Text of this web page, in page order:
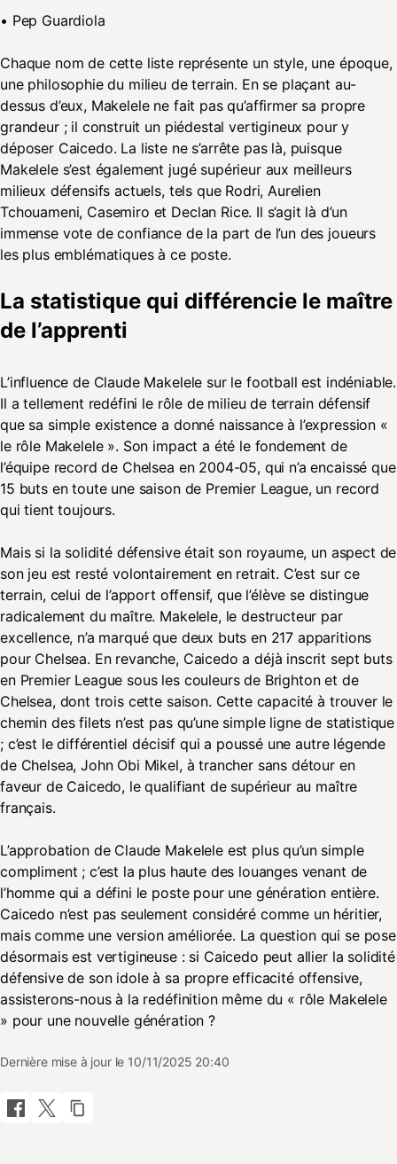
• Pep Guardiola
Chaque nom de cette liste représente un style, une époque,
une philosophie du milieu de terrain. En se plaçant au-
dessus d’eux, Makelele ne fait pas qu’affirmer sa propre
grandeur ; il construit un piédestal vertigineux pour y
déposer Caicedo. La liste ne s’arrête pas là, puisque
Makelele s’est également jugé supérieur aux meilleurs
milieux défensifs actuels, tels que Rodri, Aurelien
Tchouameni, Casemiro et Declan Rice. Il s’agit là d’un
immense vote de confiance de la part de l’un des joueurs
les plus emblématiques à ce poste.
La statistique qui différencie le maître
de l’apprenti
L’influence de Claude Makelele sur le football est indéniable.
Il a tellement redéfini le rôle de milieu de terrain défensif
que sa simple existence a donné naissance à l’expression «
le rôle Makelele ». Son impact a été le fondement de
l’équipe record de Chelsea en 2004-05, qui n’a encaissé que
15 buts en toute une saison de Premier League, un record
qui tient toujours.
Mais si la solidité défensive était son royaume, un aspect de
son jeu est resté volontairement en retrait. C’est sur ce
terrain, celui de l’apport offensif, que l’élève se distingue
radicalement du maître. Makelele, le destructeur par
excellence, n’a marqué que deux buts en 217 apparitions
pour Chelsea. En revanche, Caicedo a déjà inscrit sept buts
en Premier League sous les couleurs de Brighton et de
Chelsea, dont trois cette saison. Cette capacité à trouver le
chemin des filets n’est pas qu’une simple ligne de statistique
; c’est le différentiel décisif qui a poussé une autre légende
de Chelsea, John Obi Mikel, à trancher sans détour en
faveur de Caicedo, le qualifiant de supérieur au maître
français.
L’approbation de Claude Makelele est plus qu’un simple
compliment ; c’est la plus haute des louanges venant de
l’homme qui a défini le poste pour une génération entière.
Caicedo n’est pas seulement considéré comme un héritier,
mais comme une version améliorée. La question qui se pose
désormais est vertigineuse : si Caicedo peut allier la solidité
défensive de son idole à sa propre efficacité offensive,
assisterons-nous à la redéfinition même du « rôle Makelele
» pour une nouvelle génération ?
Dernière mise à jour le 10/11/2025 20:40